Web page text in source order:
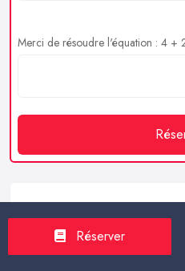
Merci de résoudre l'équation : 4 +
Service client
https://proxilive.fr
Réserver